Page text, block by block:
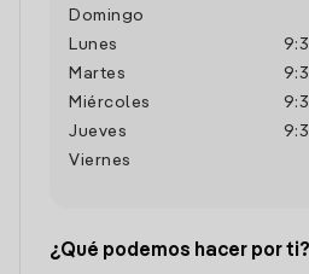
Domingo
Lunes
Martes
Miércoles
Jueves
Viernes
¿Qué podemos hacer por ti?